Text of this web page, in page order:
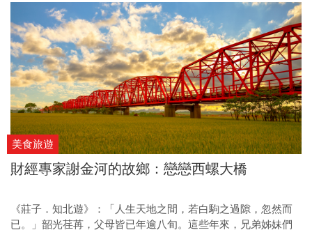
美食旅遊
財經專家謝金河的故鄉：戀戀西螺大橋
《莊子．知北遊》：「人生天地之間，若白駒之過隙，忽然而
已。」韶光荏苒，父母皆已年逾八旬。這些年來，兄弟姊妹們